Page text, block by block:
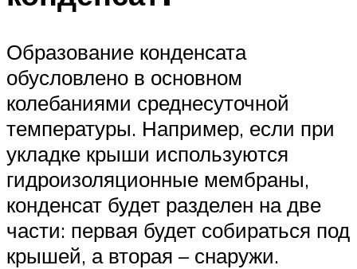
Образование конденсата
обусловлено в основном
колебаниями среднесуточной
температуры. Например, если при
укладке крыши используются
гидроизоляционные мембраны,
конденсат будет разделен на две
части: первая будет собираться под
крышей, а вторая – снаружи.